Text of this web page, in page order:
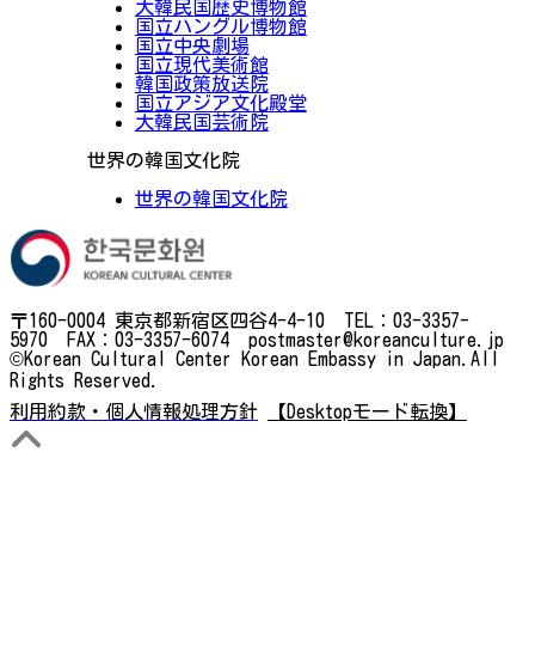
大韓民国歴史博物館
国立ハングル博物館
国立中央劇場
国立現代美術館
韓国政策放送院
国立アジア文化殿堂
大韓民国芸術院
世界の韓国文化院
世界の韓国文化院
〒160-0004 東京都新宿区四谷4-4-10 TEL：03-3357-
5970 FAX：03-3357-6074 postmaster@koreanculture.jp
©Korean Cultural Center Korean Embassy in Japan.All
Rights Reserved.
利用約款・個人情報処理方針
【Desktopモード転換】